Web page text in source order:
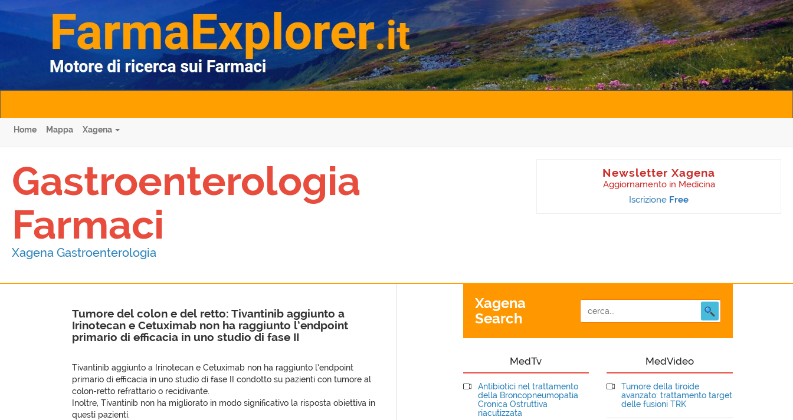
Home Mappa Xagena
Gastroenterologia
Farmaci
Xagena Gastroenterologia
Newsletter Xagena
Aggiornamento in Medicina
Iscrizione Free
Tumore del colon e del retto: Tivantinib aggiunto a
Irinotecan e Cetuximab non ha raggiunto l’endpoint
primario di efficacia in uno studio di fase II
Tivantinib aggiunto a Irinotecan e Cetuximab non ha raggiunto l’endpoint
primario di efficacia in uno studio di fase II condotto su pazienti con tumore al
colon-retto refrattario o recidivante.
Inoltre, Tivantinib non ha migliorato in modo significativo la risposta obiettiva in
questi pazienti.
Xagena
Search
MedTv
Antibiotici nel trattamento
della Broncopneumopatia
Cronica Ostruttiva
riacutizzata
MedVideo
Tumore della tiroide
avanzato: trattamento target
delle fusioni TRK